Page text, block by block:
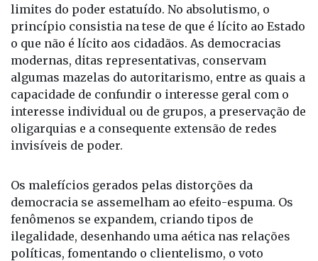
limites do poder estatuído. No absolutismo, o
princípio consistia na tese de que é lícito ao Estado
o que não é lícito aos cidadãos. As democracias
modernas, ditas representativas, conservam
algumas mazelas do autoritarismo, entre as quais a
capacidade de confundir o interesse geral com o
interesse individual ou de grupos, a preservação de
oligarquias e a consequente extensão de redes
invisíveis de poder.
Os malefícios gerados pelas distorções da
democracia se assemelham ao efeito-espuma. Os
fenômenos se expandem, criando tipos de
ilegalidade, desenhando uma aética nas relações
políticas, fomentando o clientelismo, o voto